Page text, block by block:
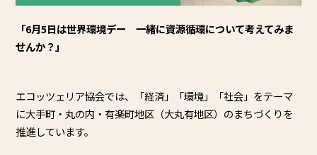
「6月5日は世界環境デー 一緒に資源循環について考えてみま
せんか？」
エコッツェリア協会では、「経済」「環境」「社会」をテーマ
に大手町・丸の内・有楽町地区（大丸有地区）のまちづくりを
推進しています。